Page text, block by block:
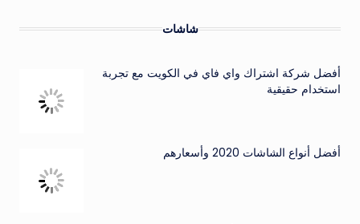
شاشات
أفضل شركة اشتراك واي فاي في الكويت مع تجربة
استخدام حقيقية
أفضل أنواع الشاشات 2020 وأسعارهم